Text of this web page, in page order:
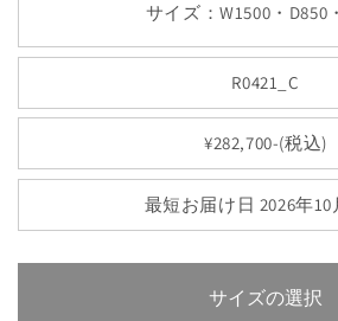
サイズ：W1500・D850
R0421_C
¥282,700-(税込)
最短お届け日 2026年10
サイズの選択